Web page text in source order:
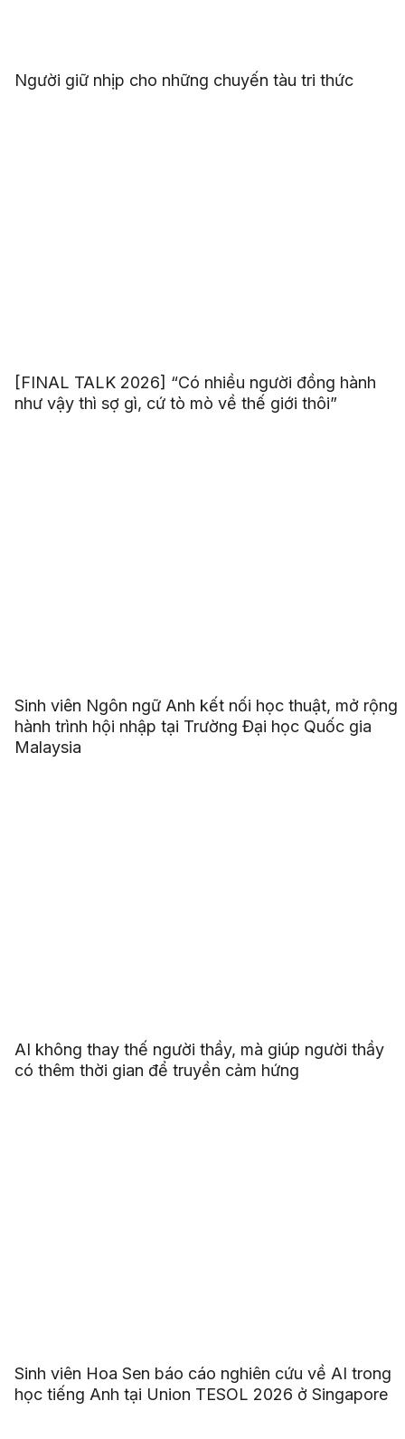
Người giữ nhịp cho những chuyến tàu tri thức
[FINAL TALK 2026] “Có nhiều người đồng hành
như vậy thì sợ gì, cứ tò mò về thế giới thôi”
Sinh viên Ngôn ngữ Anh kết nối học thuật, mở rộng
hành trình hội nhập tại Trường Đại học Quốc gia
Malaysia
AI không thay thế người thầy, mà giúp người thầy
có thêm thời gian để truyền cảm hứng
Sinh viên Hoa Sen báo cáo nghiên cứu về AI trong
học tiếng Anh tại Union TESOL 2026 ở Singapore